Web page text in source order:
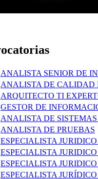
ANALISTA SENIOR DE
ANALISTA DE CALIDAD
ARQUITECTO TI
GESTOR DE
ANALISTA DE
ANALISTA DE PRUEBAS
ESPECIALISTA
ESPECIALISTA
ESPECIALISTA
ESPECIALISTA